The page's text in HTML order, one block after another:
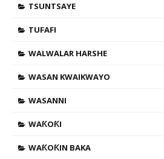
TSUNTSAYE
TUFAFI
WALWALAR HARSHE
WASAN KWAIKWAYO
WASANNI
WAƘOƘI
WAƘOƘIN BAKA